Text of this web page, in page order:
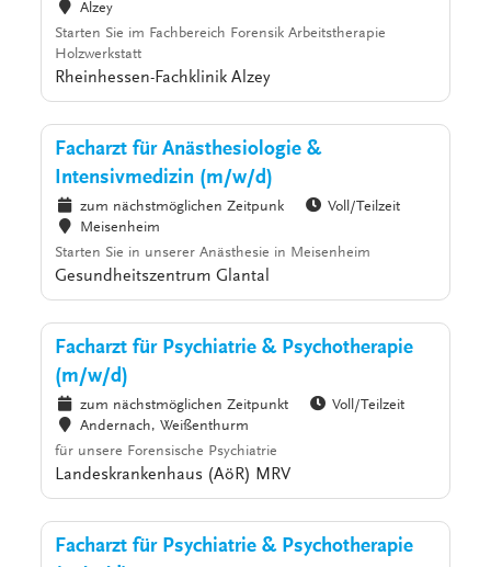
Alzey
Starten Sie im Fachbereich Forensik Arbeitstherapie
Holzwerkstatt
Rheinhessen-Fachklinik Alzey
Facharzt für Anästhesiologie &
Intensivmedizin (m/w/d)
zum nächstmöglichen Zeitpunk
Voll/Teilzeit
Meisenheim
Starten Sie in unserer Anästhesie in Meisenheim
Gesundheitszentrum Glantal
Facharzt für Psychiatrie & Psychotherapie
(m/w/d)
zum nächstmöglichen Zeitpunkt
Voll/Teilzeit
Andernach, Weißenthurm
für unsere Forensische Psychiatrie
Landeskrankenhaus (AöR) MRV
Facharzt für Psychiatrie & Psychotherapie